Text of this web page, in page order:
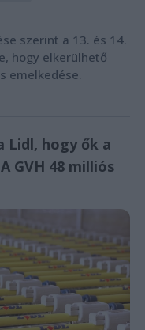
szerint a 13. és 14.
hogy elkerülhető
emelkedése.
Lidl, hogy ők a
GVH 48 milliós